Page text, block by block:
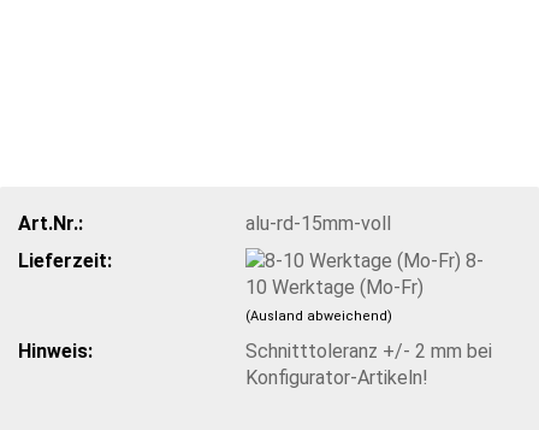
Art.Nr.:
alu-rd-15mm-voll
Lieferzeit:
8-
10 Werktage (Mo-Fr)
(Ausland abweichend)
Hinweis:
Schnitttoleranz +/- 2 mm bei
Konfigurator-Artikeln!